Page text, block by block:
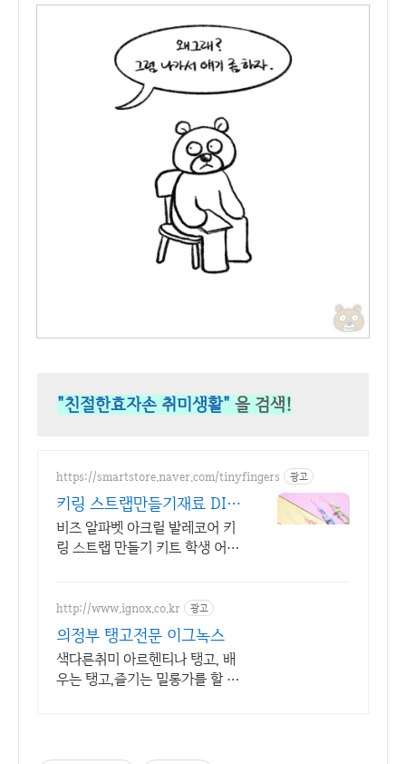
"친절한효자손 취미생활" 을 검색!
https://smartstore.naver.com/tinyfingers 광고
키링 스트랩만들기재료 DIY
학교 기관 단체주문 가능
비즈 알파벳 아크릴 발레코어 키
링 스트랩 만들기 키트 학생 어르
http://www.ignox.co.kr 광고
의정부 탱고전문 이그녹스
색다른취미 아르헨티나 탱고, 배
우는 탱고,즐기는 밀롱가를 할 수